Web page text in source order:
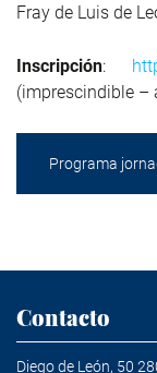
Fray de Luis de
Inscripción:
(imprescindible –
Programa
Contacto
Diego de León, 50